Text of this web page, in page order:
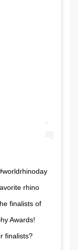
rhino
finalists of
Awards!
finalists?